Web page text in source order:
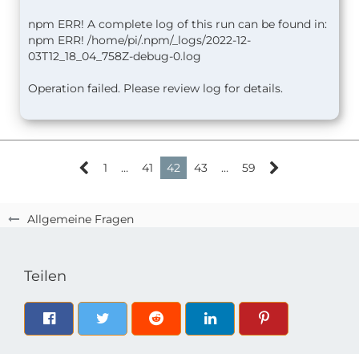
Allgemeine Fragen
npm ERR! A complete log of this run can be found in:
npm ERR! /home/pi/.npm/_logs/2022-12-
03T12_18_04_758Z-debug-0.log
Operation failed. Please review log for details.
1 … 41 42 43 … 59
Teilen